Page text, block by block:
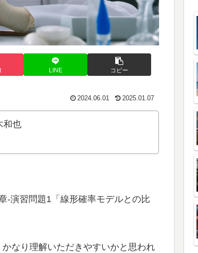
LINE コピー
2024.06.01 2025.01.07
和也
-演習問題1「線形確率モデルとの比
なり理解いただきやすいかと思われ